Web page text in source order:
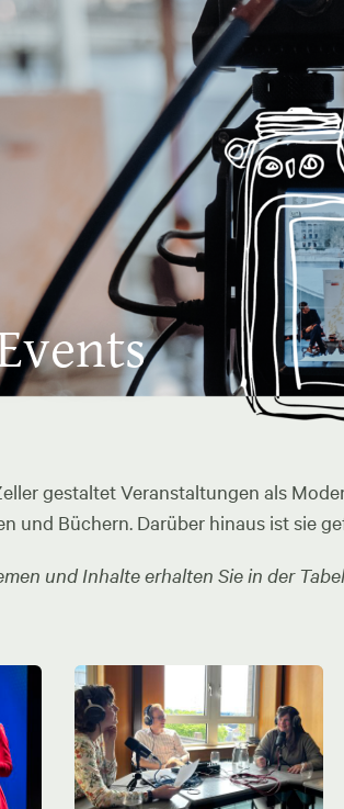
gestaltet Veranstaltungen als
und Büchern. Darüber hinaus ist sie
und Inhalte erhalten Sie in der